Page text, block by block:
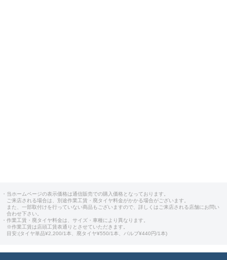
・当ホームページの表示価格は通信販売での購入価格となっております。
ご来店される場合は、別途作業工賃・廃タイヤ料金がかかる場合がございます。
また、一部取付けを行っていない商品もございますので、詳しくはご来店される店舗にお問い
合わせ下さい。
・作業工賃・廃タイヤ料金は、サイズ・車種により異なります。
※作業工賃は店頭工賃表通りとさせていただきます。
目安:(タイヤ単品¥2,200/1本、廃タイヤ¥550/1本、バルブ¥440円/1本)